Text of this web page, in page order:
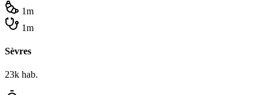
1m
1m
Sèvres
23k hab.